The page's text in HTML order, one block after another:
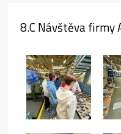
8.C Návštěva firmy